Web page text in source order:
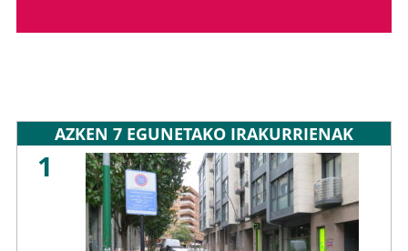
AZKEN 7 EGUNETAKO IRAKURRIENAK
1